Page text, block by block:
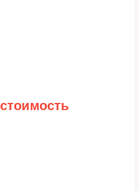
стоимость